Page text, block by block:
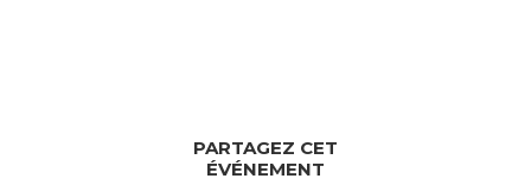
PARTAGEZ CET
ÉVÉNEMENT